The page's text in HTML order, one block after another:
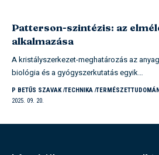
Patterson-szintézis: az
alkalmazása
A kristályszerkezet-meghatározás az
biológia és a gyógyszerkutatás egyik…
P BETŰS SZAVAK TECHNIKA
2025. 09. 20.